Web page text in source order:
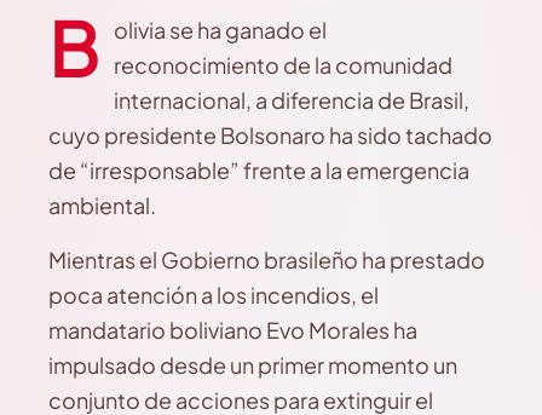
B
olivia se ha ganado el
reconocimiento de la comunidad
internacional, a diferencia de Brasil,
cuyo presidente Bolsonaro ha sido tachado
de “irresponsable” frente a la emergencia
ambiental.
Mientras el Gobierno brasileño ha prestado
poca atención a los incendios, el
mandatario boliviano Evo Morales ha
impulsado desde un primer momento un
conjunto de acciones para extinguir el